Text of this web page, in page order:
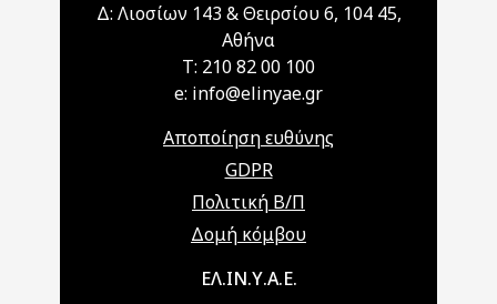
Δ: Λιοσίων 143 & Θειρσίου 6, 104 45,
Αθήνα
T: 210 82 00 100
e: info@elinyae.gr
Αποποίηση ευθύνης
GDPR
Πολιτική Β/Π
Δομή κόμβου
Main navigationΕΛ.ΙΝ.Υ.Α.Ε.